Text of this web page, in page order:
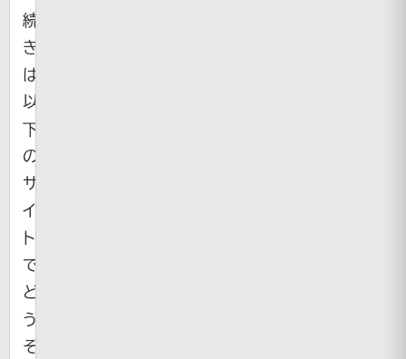
続
き
は
以
下
の
サ
イ
ト
で
ど
う
ぞ。